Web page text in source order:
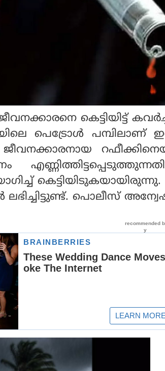
കെട്ടിയിട്ട്
പെട്രോള്‍ പമ്പിലാണ്
ലഭിച്ചിട്ടുണ്ട്. പൊലീസ്